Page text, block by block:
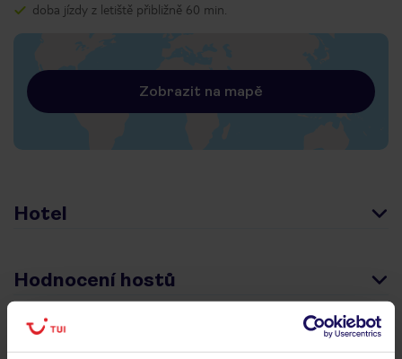
doba jízdy z letiště přibližně 60 min.
Zobrazit na mapě
Hotel
Hodnocení hostů
Pokoje